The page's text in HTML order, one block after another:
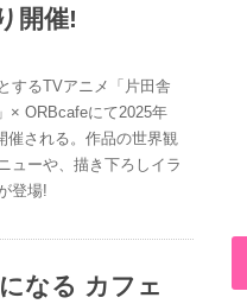
開催!
するTVアニメ「片田舎
× ORBcafeにて2025年
催される。作品の世界観
ューや、描き下ろしイラ
登場!
なる カフェ